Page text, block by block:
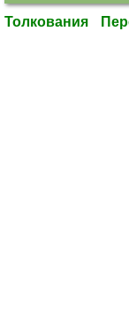
Толкования